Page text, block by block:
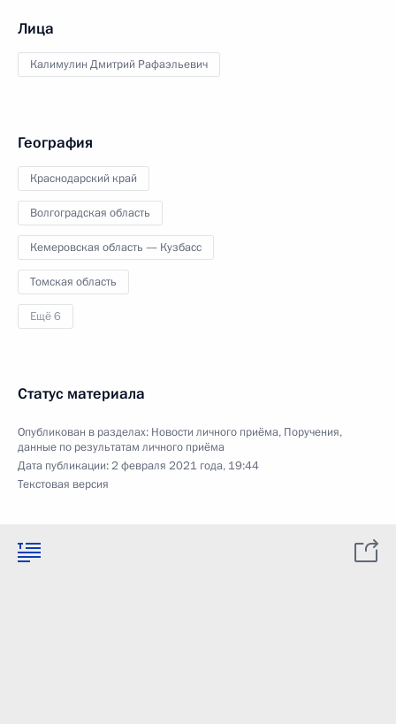
Лица
Калимулин Дмитрий Рафаэльевич
География
Краснодарский край
Волгоградская область
Кемеровская область — Кузбасс
Томская область
Ещё 6
Статус материала
Опубликован в разделах: Новости личного приёма, Поручения,
данные по результатам личного приёма
Дата публикации:2 февраля 2021 года, 19:44
Текстовая версия